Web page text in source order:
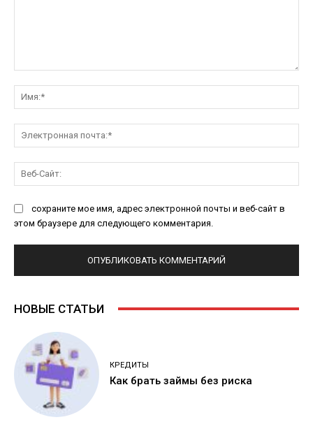
сохраните мое имя, адрес электронной почты и веб-сайт в
этом браузере для следующего комментария.
НОВЫЕ СТАТЬИ
КРЕДИТЫ
Как брать займы без риска